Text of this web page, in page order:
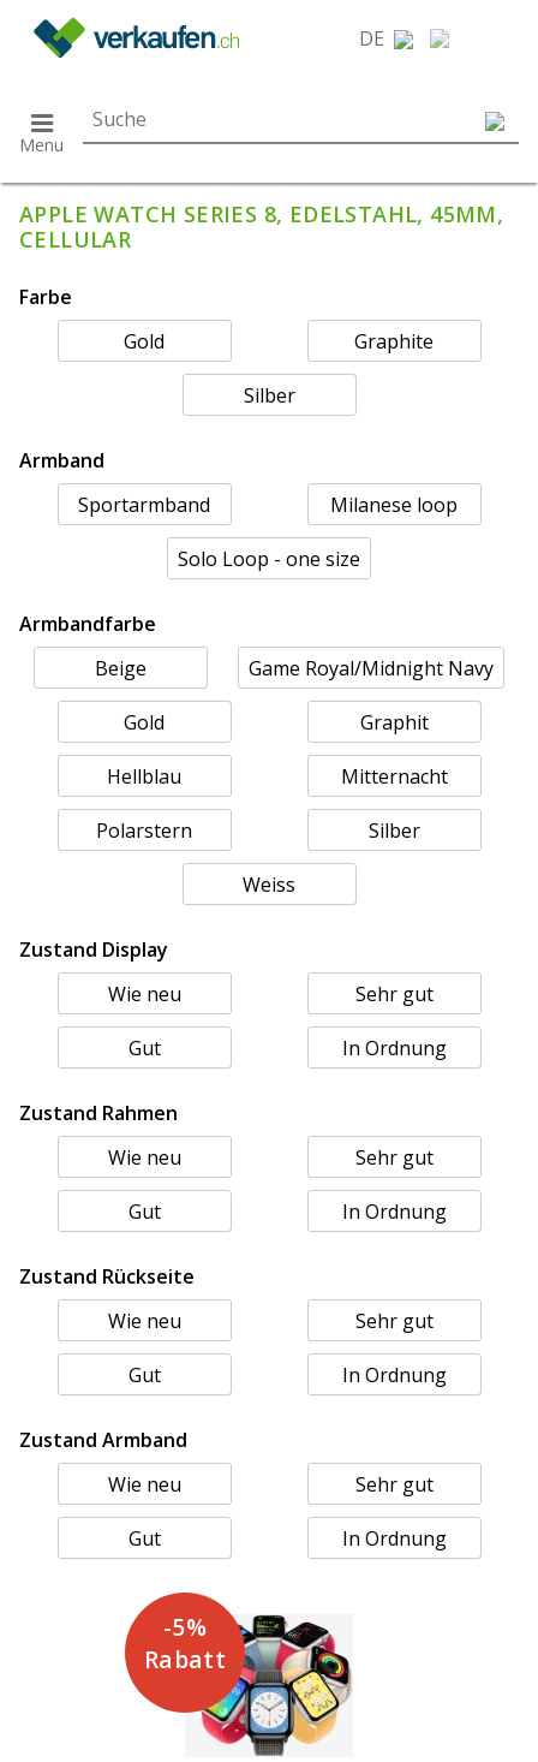
DE
Menu
APPLE WATCH SERIES 8, EDELSTAHL, 45MM,
CELLULAR
Farbe
Gold
Graphite
Silber
Armband
Sportarmband
Milanese loop
Solo Loop - one size
Armbandfarbe
Beige
Game Royal/Midnight Navy
Gold Graphit
Hellblau Mitternacht
Polarstern Silber
Weiss
Zustand Display
Wie neu
Sehr gut
Gut In Ordnung
Zustand Rahmen
Wie neu
Sehr gut
Gut In Ordnung
Zustand Rückseite
Wie neu
Sehr gut
Gut In Ordnung
Zustand Armband
Wie neu
Sehr gut
Gut In Ordnung
-5%
Rabatt